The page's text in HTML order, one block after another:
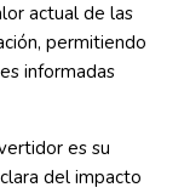
actual de las
permitiendo
informadas
es su
del impacto